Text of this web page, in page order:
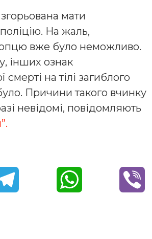
мати
На жаль,
вже було неможливо.
інших ознак
смерті на тілі загиблого
Причини такого вчинку
невідомі, повідомляють